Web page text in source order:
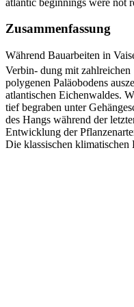
Zusammenfassung
Während Bauarbeiten in
Verbin- dung mit zahlreichen
polygenen Paläobodens
atlantischen Eichenwaldes.
tief begraben unter
des Hangs während der
Entwicklung der
Die klassischen